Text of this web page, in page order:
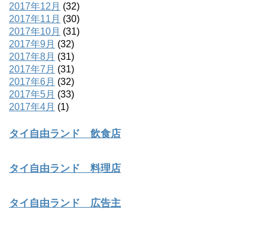
2017年12月 (32)
2017年11月 (30)
2017年10月 (31)
2017年9月 (32)
2017年8月 (31)
2017年7月 (31)
2017年6月 (32)
2017年5月 (33)
2017年4月 (1)
タイ自由ランド 飲食店
タイ自由ランド 料理店
タイ自由ランド 広告主